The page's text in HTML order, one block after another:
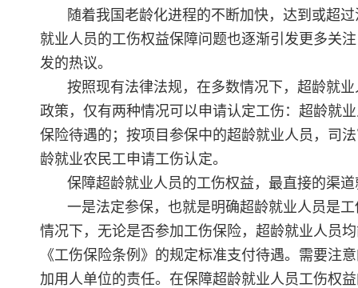
随着我国老龄化进程的不断加快，达到或超
就业人员的工伤权益保障问题也逐渐引发更多关
发的热议。
按照现有法律法规，在多数情况下，超龄就
政策，仅有两种情况可以申请认定工伤：超龄就
保险待遇的；按项目参保中的超龄就业人员，司
龄就业农民工申请工伤认定。
保障超龄就业人员的工伤权益，最直接的渠
一是法定参保，也就是明确超龄就业人员是
情况下，无论是否参加工伤保险，超龄就业人员
《工伤保险条例》的规定标准支付待遇。需要注
加用人单位的责任。在保障超龄就业人员工伤权